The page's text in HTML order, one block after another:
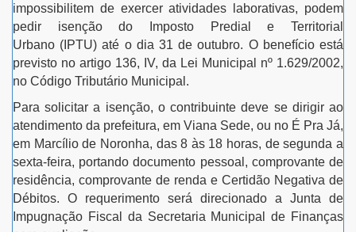
impossibilitem de exercer atividades laborativas, podem
pedir isenção do Imposto Predial e Territorial
Urbano (IPTU) até o dia 31 de outubro. O benefício está
previsto no artigo 136, IV, da Lei Municipal nº 1.629/2002,
no Código Tributário Municipal.
Para solicitar a isenção, o contribuinte deve se dirigir ao
atendimento da prefeitura, em Viana Sede, ou no É Pra Já,
em Marcílio de Noronha, das 8 às 18 horas, de segunda a
sexta-feira, portando documento pessoal, comprovante de
residência, comprovante de renda e Certidão Negativa de
Débitos. O requerimento será direcionado a Junta de
Impugnação Fiscal da Secretaria Municipal de Finanças